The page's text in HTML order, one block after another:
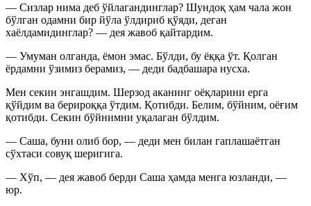
— Сизлар нима деб ўйлагандинглар? Шундоқ ҳам чала жон
бўлган одамни бир йўла ўлдириб қўяди, деган
хаёлдамидинглар? — дея жавоб қайтардим.
— Умуман олганда, ёмон эмас. Бўлди, бу ёққа ўт. Қолган
ёрдамни ўзимиз берамиз, — деди бадбашара нусха.
Мен секин энгашдим. Шерзод аканинг оёқларини ерга
қўйдим ва берироққа ўтдим. Қотибди. Белим, бўйним, оёғим
қотибди. Секин бўйнимни уқалаган бўлдим.
— Саша, буни олиб бор, — деди мен билан гаплашаётган
сўхтаси совуқ шеригига.
— Хўп, — дея жавоб берди Саша ҳамда менга юзланди, —
юр.